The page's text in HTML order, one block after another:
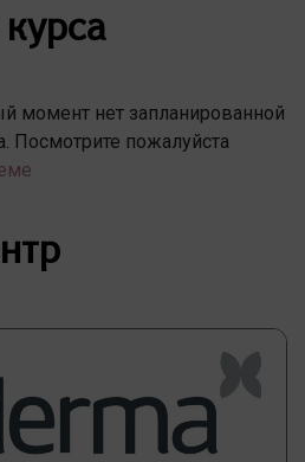
момент нет запланированной
Посмотрите пожалуйста